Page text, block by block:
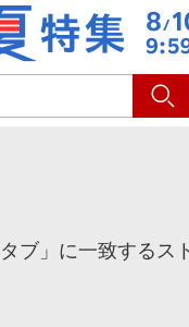
ブ」に一致するス